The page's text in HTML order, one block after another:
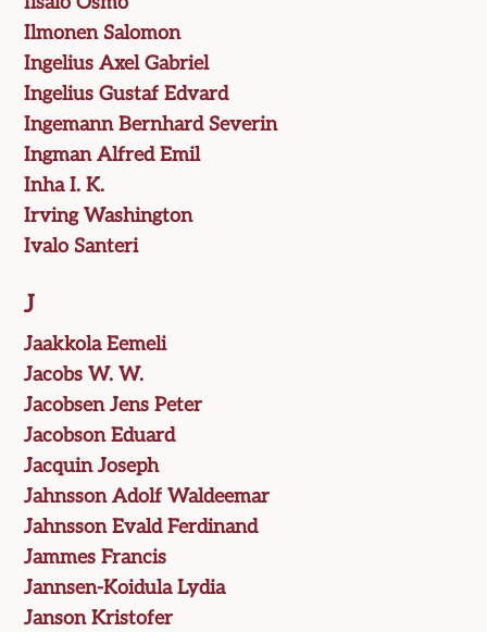
Ilmonen Salomon
Ingelius Axel Gabriel
Ingelius Gustaf Edvard
Ingemann Bernhard Severin
Ingman Alfred Emil
Inha I. K.
Irving Washington
Ivalo Santeri
J
Jaakkola Eemeli
Jacobs W. W.
Jacobsen Jens Peter
Jacobson Eduard
Jacquin Joseph
Jahnsson Adolf Waldeemar
Jahnsson Evald Ferdinand
Jammes Francis
Jannsen-Koidula Lydia
Janson Kristofer